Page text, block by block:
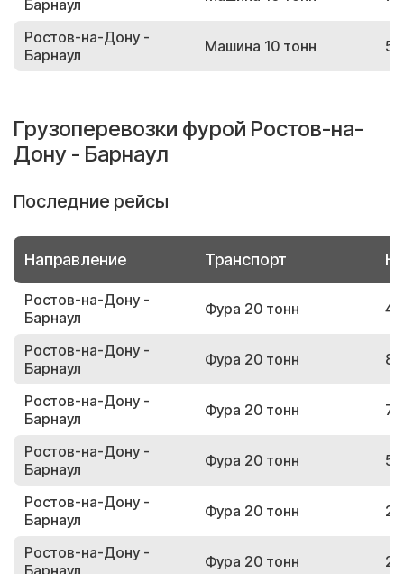
Барнаул
Ростов-на-Дону -
Барнаул
Машина 10 тонн
Грузоперевозки фурой Ростов-на-
Дону - Барнаул
Последние рейсы
Направление Транспорт
Ростов-на-Дону -
Барнаул
Фура 20 тонн
Ростов-на-Дону -
Барнаул
Фура 20 тонн
Ростов-на-Дону -
Барнаул
Фура 20 тонн
Ростов-на-Дону -
Барнаул
Фура 20 тонн
Ростов-на-Дону -
Барнаул
Фура 20 тонн
Ростов-на-Дону -
Барнаул
Фура 20 тонн